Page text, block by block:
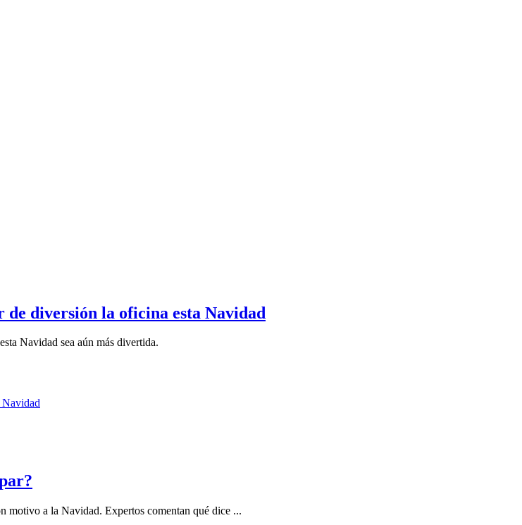
diversión la oficina esta Navidad
Navidad sea aún más divertida.
motivo a la Navidad. Expertos comentan qué dice ...